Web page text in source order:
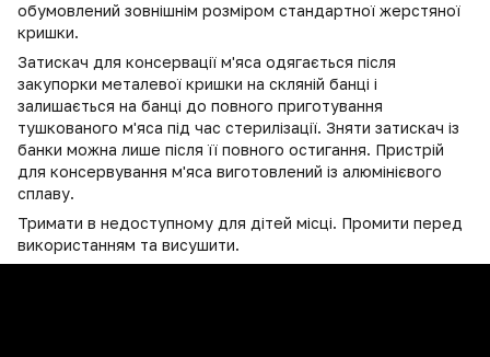
обумовлений зовнішнім розміром стандартної жерстяної
кришки.
Затискач для консервації м'яса одягається після
закупорки металевої кришки на скляній банці і
залишається на банці до повного приготування
тушкованого м'яса під час стерилізації. Зняти затискач із
банки можна лише після її повного остигання. Пристрій
для консервування м'яса виготовлений із алюмінієвого
сплаву.
Тримати в недоступному для дітей місці. Промити перед
використанням та висушити.